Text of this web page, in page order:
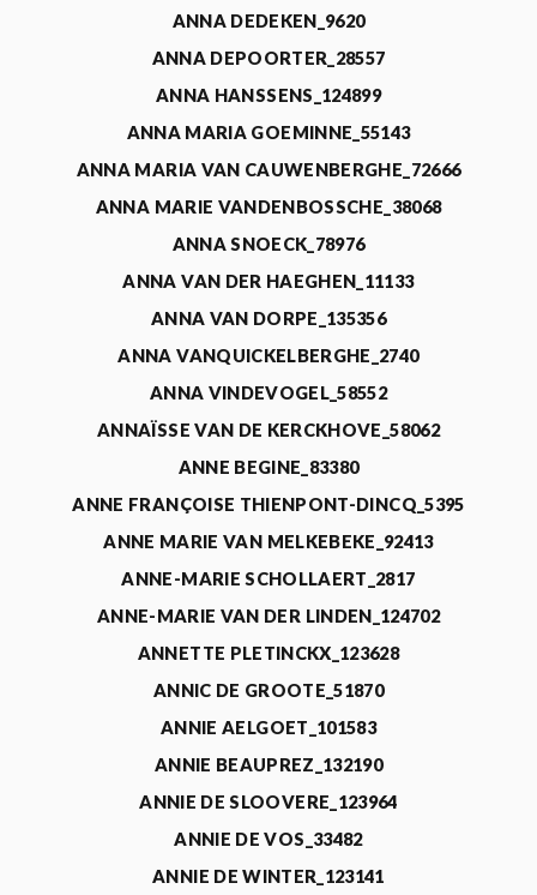
ANNA DEDEKEN_9620
ANNA DEPOORTER_28557
ANNA HANSSENS_124899
ANNA MARIA GOEMINNE_55143
ANNA MARIA VAN CAUWENBERGHE_72666
ANNA MARIE VANDENBOSSCHE_38068
ANNA SNOECK_78976
ANNA VAN DER HAEGHEN_11133
ANNA VAN DORPE_135356
ANNA VANQUICKELBERGHE_2740
ANNA VINDEVOGEL_58552
ANNAÏSSE VAN DE KERCKHOVE_58062
ANNE BEGINE_83380
ANNE FRANÇOISE THIENPONT-DINCQ_5395
ANNE MARIE VAN MELKEBEKE_92413
ANNE-MARIE SCHOLLAERT_2817
ANNE-MARIE VAN DER LINDEN_124702
ANNETTE PLETINCKX_123628
ANNIC DE GROOTE_51870
ANNIE AELGOET_101583
ANNIE BEAUPREZ_132190
ANNIE DE SLOOVERE_123964
ANNIE DE VOS_33482
ANNIE DE WINTER_123141